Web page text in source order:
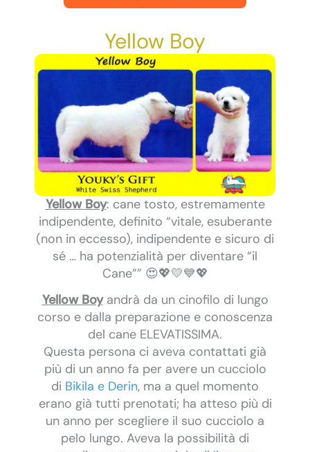
Yellow Boy
Yellow Boy: cane tosto, estremamente
indipendente, definito “vitale, esuberante
(non in eccesso), indipendente e sicuro di
sé … ha potenzialità per diventare “il
Cane”” 😍💖💛💙💖
Yellow Boyandrà da un cinofilo di lungo
corso e dalla preparazione e conoscenza
del cane ELEVATISSIMA.
Questa persona ci aveva contattati già
più di un anno fa per avere un cucciolo
di Bikila e Derin, ma a quel momento
erano già tutti prenotati; ha atteso più di
un anno per scegliere il suo cucciolo a
pelo lungo. Aveva la possibilità di